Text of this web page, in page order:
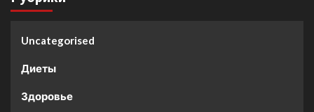
Uncategorised
Диеты
Здоровье